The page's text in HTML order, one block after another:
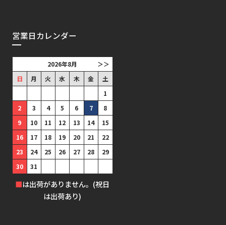
営業日カレンダー
＞＞
2026年8月
日
月 火 水 木 金
土
1
2
3 4 5 6 7
8
9
10 11 12 13 14
15
16
17 18 19 20 21
22
23
24 25 26 27 28
29
30
31
■は出荷がありません。(祝日
は出荷あり)